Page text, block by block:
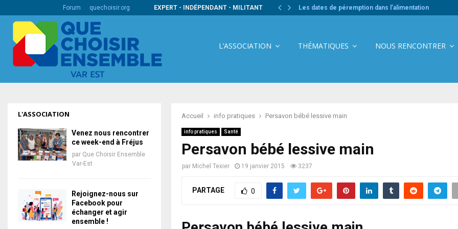
Forum quechoisir.org EXPERT - INDÉPENDANT - MILITANT
barres internationaux Les dates de péremption dans l’alimentation
L’ASSOCIATION THÉMATIQUES NOUS RENCONTRER
Accueil info pratiques Persavon bébé lessive main
info pratiques Santé
Persavon bébé lessive main
par Michel Texier 19 janvier 2015 3237
PARTAGE 0
L'ASSOCIATION
Venez nous rencontrer
ce week-end à Fréjus
par Que Choisir Ensemble
Var-Est
Rejoignez-nous sur
Facebook pour
échanger et agir
ensemble !